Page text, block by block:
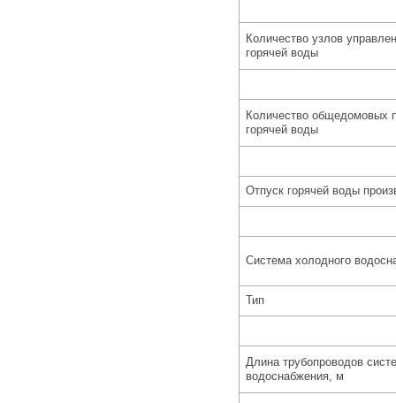
Количество узлов
горячей воды
Количество общедомовых
горячей воды
Отпуск горячей воды
Система холодного
Тип
Длина трубопроводов
водоснабжения, м